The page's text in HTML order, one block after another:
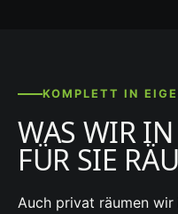
KOMPLETT IN
WAS WIR
FÜR SIE
Auch privat räumen